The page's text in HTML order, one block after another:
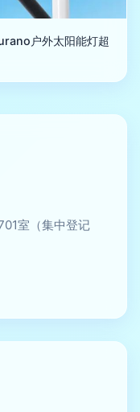
户外太阳能灯超
室（集中登记